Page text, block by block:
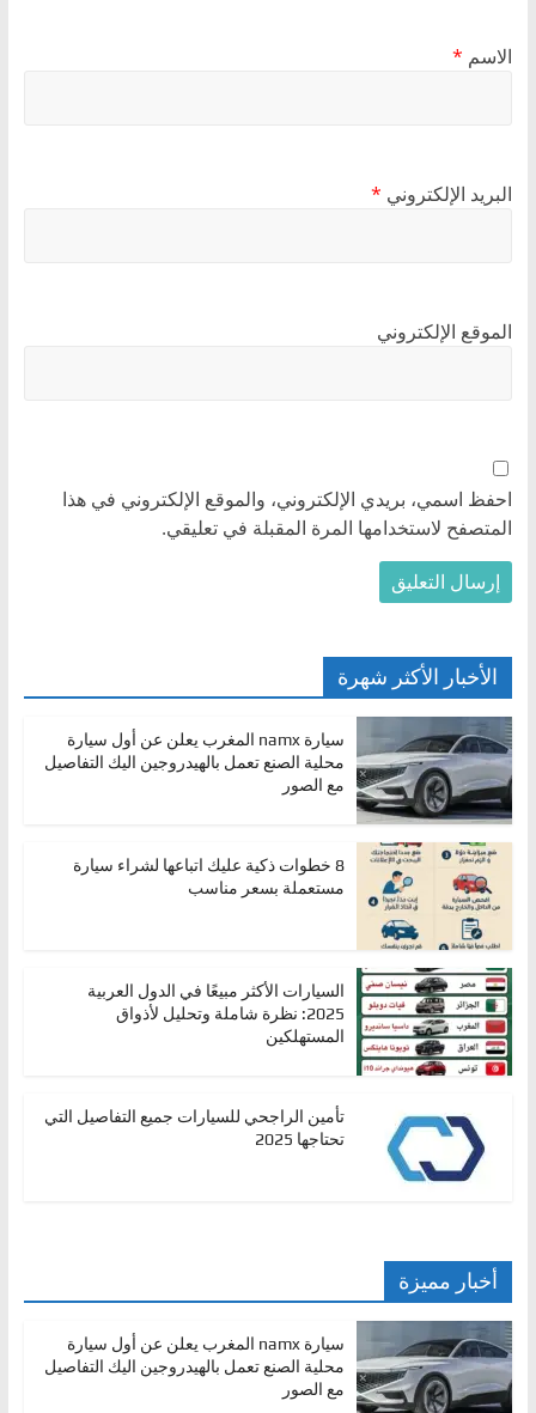
الاسم *
البريد الإلكتروني *
الموقع الإلكتروني
احفظ اسمي، بريدي الإلكتروني، والموقع الإلكتروني في هذا
المتصفح لاستخدامها المرة المقبلة في تعليقي.
الأخبار الأكثر شهرة
سيارة namx المغرب يعلن عن أول سيارة
محلية الصنع تعمل بالهيدروجين اليك التفاصيل
مع الصور
8 خطوات ذكية عليك اتباعها لشراء سيارة
مستعملة بسعر مناسب
السيارات الأكثر مبيعًا في الدول العربية
2025: نظرة شاملة وتحليل لأذواق
المستهلكين
تأمين الراجحي للسيارات جميع التفاصيل التي
تحتاجها 2025
أخبار مميزة
سيارة namx المغرب يعلن عن أول سيارة
محلية الصنع تعمل بالهيدروجين اليك التفاصيل
مع الصور